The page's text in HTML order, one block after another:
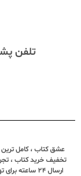
تلفن
عشق کتاب ، کامل ترین
تخفیف خرید کتاب ،
ارسال ٢٤